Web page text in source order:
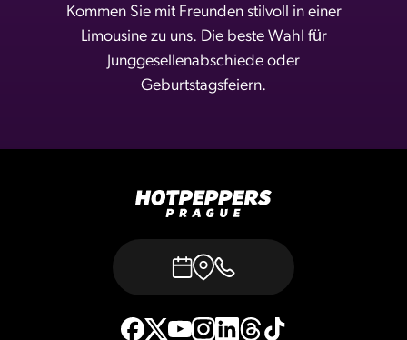
Kommen Sie mit Freunden stilvoll in einer
Limousine zu uns. Die beste Wahl für
Junggesellenabschiede oder
Geburtstagsfeiern.